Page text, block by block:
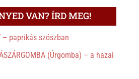
VAN? ÍRD MEG!
– paprikás szószban
(Úrgomba) – a hazai